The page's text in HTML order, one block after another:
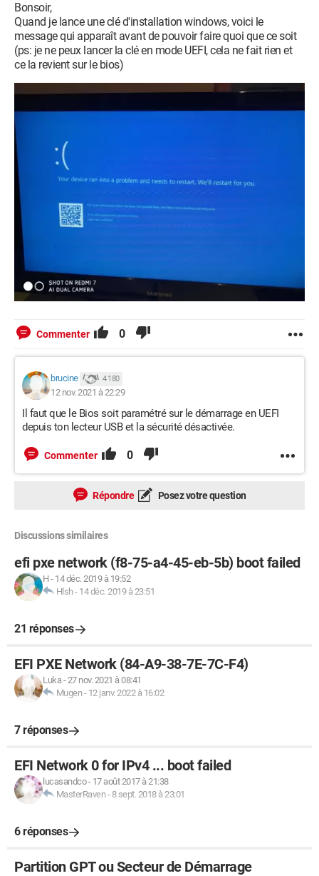
Bonsoir,
Quand je lance une clé d'installation windows, voici le
message qui apparaît avant de pouvoir faire quoi que ce soit
(ps: je ne peux lancer la clé en mode UEFI, cela ne fait rien et
ce la revient sur le bios)
Commenter 0
brucine 4 180
12 nov. 2021 à 22:29
Il faut que le Bios soit paramétré sur le démarrage en UEFI
depuis ton lecteur USB et la sécurité désactivée.
Commenter 0
Répondre Posez votre question
Discussions similaires
efi pxe network (f8-75-a4-45-eb-5b) boot failed
H - 14 déc. 2019 à 19:52
Hlsh- 14 déc. 2019 à 23:51
21 réponses
EFI PXE Network (84-A9-38-7E-7C-F4)
Luka-27 nov. 2021 à 08:41
Mugen- 12 janv. 2022 à 16:02
7 réponses
EFI Network 0 for IPv4 ... boot failed
lucasandco- 17 août 2017 à 21:38
MasterRaven- 8 sept. 2018 à 23:01
6 réponses
Partition GPT ou Secteur de Démarrage